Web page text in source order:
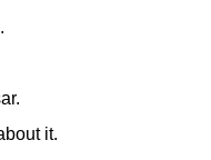
it.